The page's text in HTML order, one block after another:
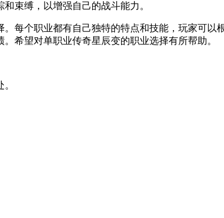
束缚，以增强自己的战斗能力。
个职业都有自己独特的特点和技能，玩家可以
希望对单职业传奇星辰变的职业选择有所帮助。